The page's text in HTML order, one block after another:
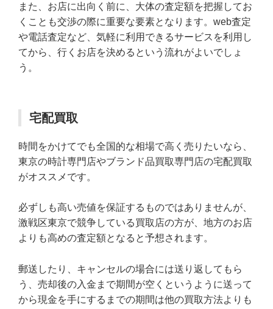
また、お店に出向く前に、大体の査定額を把握してお
くことも交渉の際に重要な要素となります。web査定
や電話査定など、気軽に利用できるサービスを利用し
てから、行くお店を決めるという流れがよいでしょ
う。
宅配買取
時間をかけてでも全国的な相場で高く売りたいなら、
東京の時計専門店やブランド品買取専門店の宅配買取
がオススメです。
必ずしも高い売値を保証するものではありませんが、
激戦区東京で競争している買取店の方が、地方のお店
よりも高めの査定額となると予想されます。
郵送したり、キャンセルの場合には送り返してもら
う、売却後の入金まで期間が空くというように送って
から現金を手にするまでの期間は他の買取方法よりも